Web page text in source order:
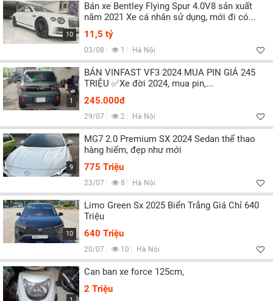
10
Bán xe Bentley Flying Spur 4.0V8 sản xuất
năm 2021 Xe cá nhân sử dụng, mới đi có...
11,5 tỷ
03/08 1 Hà Nội
1
BÁN VINFAST VF3 2024 MUA PIN GIÁ 245
TRIỆU ✅Xe đời 2024, mua pin,...
245.000đ
29/07 2 Hà Nội
9
MG7 2.0 Premium SX 2024 Sedan thể thao
hàng hiếm, đẹp như mới
775 Triệu
23/07 8 Hà Nội
10
Limo Green Sx 2025 Biển Trắng Giá Chỉ 640
Triệu
640 Triệu
20/07 10 Hà Nội
Can ban xe force 125cm,
2 Triệu